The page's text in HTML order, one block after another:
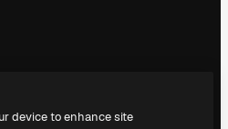
device to enhance site